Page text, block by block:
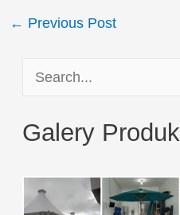
← Previous Post
a
Galery Produk